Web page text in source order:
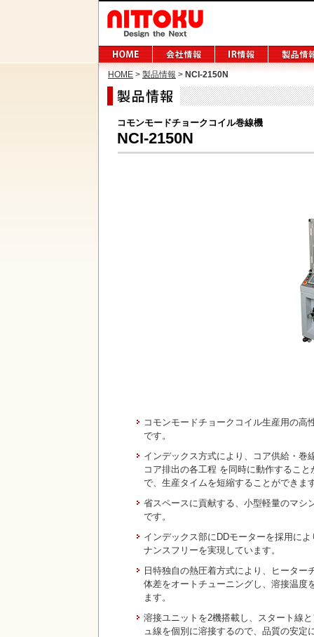
HOME > 製品情報 > NCI-2150N
コモンモードチョークコイル巻線機
NCI-2150N
コモンモードチョークコイル生産用の高
です。
インデックス方式により、コア供給・巻
コア排出の各工程 を同時に動作すること
で、生産タイムを短縮することができま
省スペースに貢献する、小型軽量のマシ
です。
インデックス部にDDモーターを採用によ
ナンスフリーを実現しています。
日特独自の熱圧着方式により、ヒーター
体差をオートチューニングし、溶接温度
ます。
溶接ユニットを2機搭載し、スタート線
ュ線を個別に溶接するので、品質の安定